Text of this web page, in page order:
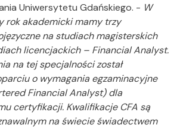
Uniwersytetu Gdańskiego. - W
rok akademicki mamy trzy
na studiach magisterskich
licencjackich – Financial Analyst.
na tej specjalności został
o wymagania egzaminacyjne
Financial Analyst) dla
certyfikacji. Kwalifikacje CFA są
na świecie świadectwem